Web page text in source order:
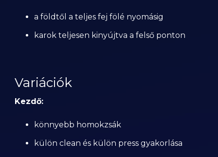
a földtől a teljes fej fölé nyomásig
karok teljesen kinyújtva a felső ponton
Variációk
Kezdő:
könnyebb homokzsák
külön clean és külön press gyakorlása